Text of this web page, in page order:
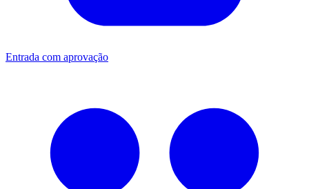
Entrada com aprovação